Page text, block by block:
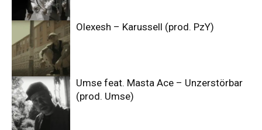
Olexesh – Karussell (prod. PzY)
Umse feat. Masta Ace – Unzerstörbar
(prod. Umse)